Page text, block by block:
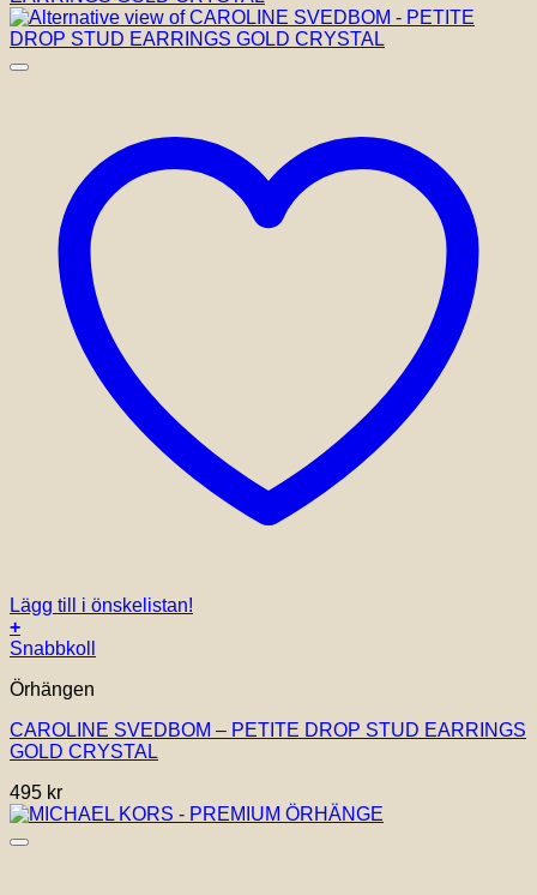
Lägg till i önskelistan!
+
Snabbkoll
Örhängen
CAROLINE SVEDBOM – PETITE DROP STUD EARRINGS
GOLD CRYSTAL
495 kr